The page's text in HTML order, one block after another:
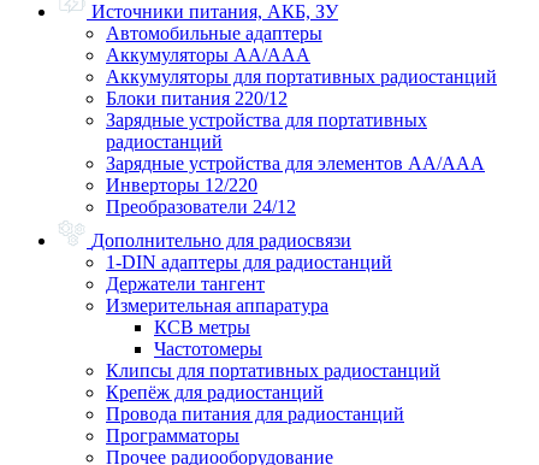
Источники питания, АКБ, ЗУ
Автомобильные адаптеры
Аккумуляторы АА/ААА
Аккумуляторы для портативных радиостанций
Блоки питания 220/12
Зарядные устройства для портативных
радиостанций
Зарядные устройства для элементов АА/ААА
Инверторы 12/220
Преобразователи 24/12
Дополнительно для радиосвязи
1-DIN адаптеры для радиостанций
Держатели тангент
Измерительная аппаратура
КСВ метры
Частотомеры
Клипсы для портативных радиостанций
Крепёж для радиостанций
Провода питания для радиостанций
Программаторы
Прочее радиооборудование